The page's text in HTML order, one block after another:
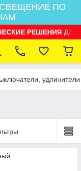
ПО
РЕШЕНИЯ
удлинители